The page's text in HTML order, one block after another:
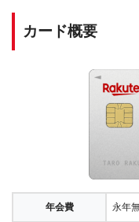
カード概要
年会費 永年